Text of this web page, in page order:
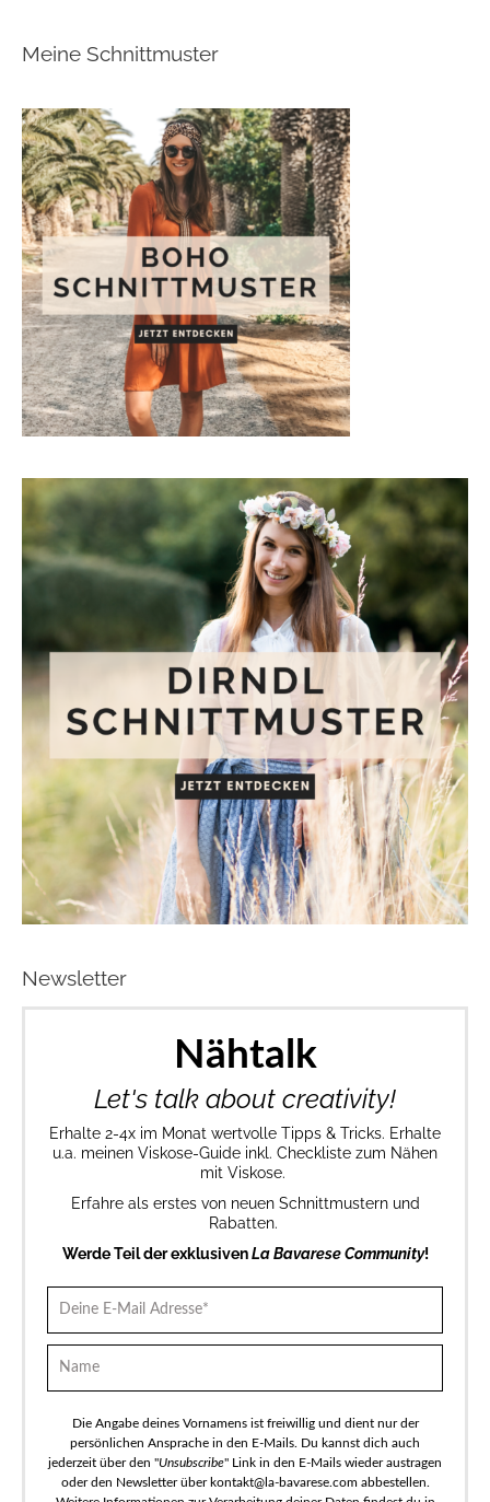
Meine Schnittmuster
Newsletter
Nähtalk
Let's talk about creativity!
Erhalte 2-4x im Monat wertvolle Tipps & Tricks. Erhalte
u.a. meinen Viskose-Guide inkl. Checkliste zum Nähen
mit Viskose.
Erfahre als erstes von neuen Schnittmustern und
Rabatten.
Werde Teil der exklusivenLa Bavarese Community!
Die Angabe deines Vornamens ist freiwillig und dient nur der
persönlichen Ansprache in den E-Mails. Du kannst dich auch
jederzeit über den "Unsubscribe" Link in den E-Mails wieder austragen
oder den Newsletter über kontakt@la-bavarese.com abbestellen.